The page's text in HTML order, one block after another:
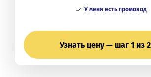
У меня есть промокод
Узнать цену — шаг 1 из 2